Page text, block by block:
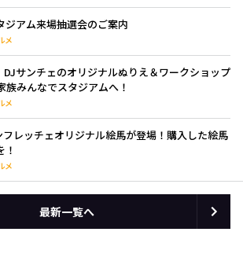
ジアム来場抽選会のご案内
メ
DJサンチェのオリジナルぬりえ＆ワークショップ
族みんなでスタジアムへ！
メ
フレッチェオリジナル絵馬が登場！購入した絵馬
メ
最新一覧へ